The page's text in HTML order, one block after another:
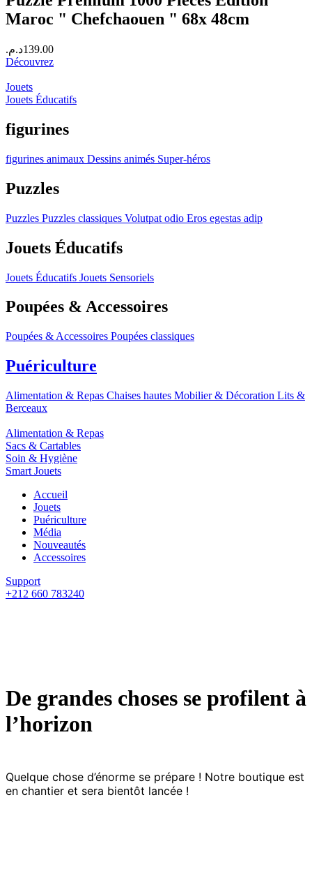
Maroc " Chefchaouen " 68x 48cm
139.00د.م.
Découvrez
Jouets
Jouets Éducatifs
figurines
figurines animaux Dessins animés Super-héros
Puzzles
Puzzles Puzzles classiques Volutpat odio Eros egestas adip
Jouets Éducatifs
Jouets Éducatifs Jouets Sensoriels
Poupées & Accessoires
Poupées & Accessoires Poupées classiques
Puériculture
Alimentation & Repas Chaises hautes Mobilier & Décoration Lits &
Berceaux
Alimentation & Repas
Sacs & Cartables
Soin & Hygiène
Smart Jouets
Accueil
Jouets
Puériculture
Média
Nouveautés
Accessoires
Support
+212 660 783240
De grandes choses se profilent à
l’horizon
Quelque chose d’énorme se prépare ! Notre boutique est
en chantier et sera bientôt lancée !